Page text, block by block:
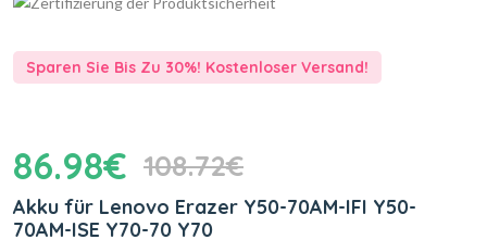
Sparen Sie Bis Zu 30%! Kostenloser Versand!
86.98€ 108.72€
Akku für Lenovo Erazer Y50-70AM-IFI Y50-
70AM-ISE Y70-70 Y70